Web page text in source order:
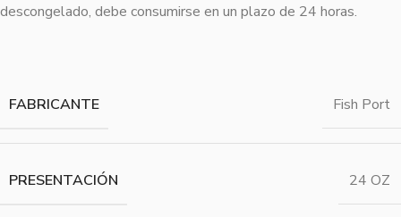
descongelado, debe consumirse en un plazo de 24 horas.
FABRICANTE Fish Port
PRESENTACIÓN 24 OZ